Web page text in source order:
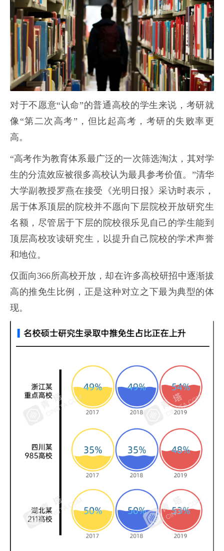
对于不愿意“认命”的普通高校的学生来说，考研就
像“第二次高考”，但比起高考，考研的失败率更
高。
“高考作为教育体系最广泛的一次筛选淘汰，其对学
生的分流效应被很多高校认为最具参考价值。”清华
大学副教授罗燕在接受《光明日报》采访时表示，
居于体系顶层的院校并不愿向下层院校开放研究生
名额，尽管居于下层的院校很乐见自己的学生能到
顶层高校攻读研究生，以提升自己院校的学术声誉
和地位。
仅面向366所高校开放，却在许多高校研招中逐渐拔
高的推免生比例，正是这种对立之下最为典型的体
现。